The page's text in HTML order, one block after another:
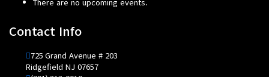
There are no upcoming events.
Contact Info
725 Grand Avenue # 203
Ridgefield NJ 07657